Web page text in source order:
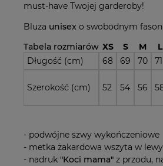
must-have Twojej garderoby!
Bluza unisex o swobodnym
Tabela rozmiarów XS S M L
Długość (cm)
68 69 70 71
Szerokość (cm) 52 54 56
- podwójne szwy wykończeniowe
- metka żakardowa wszyta w
- nadruk "Koci mama" z przodu,